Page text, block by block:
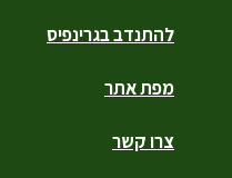
להתנדב בגרינפיס
מפת אתר
צרו קשר